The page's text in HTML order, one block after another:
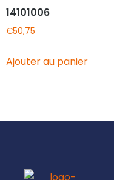
14101006
€50,75
Ajouter au panier